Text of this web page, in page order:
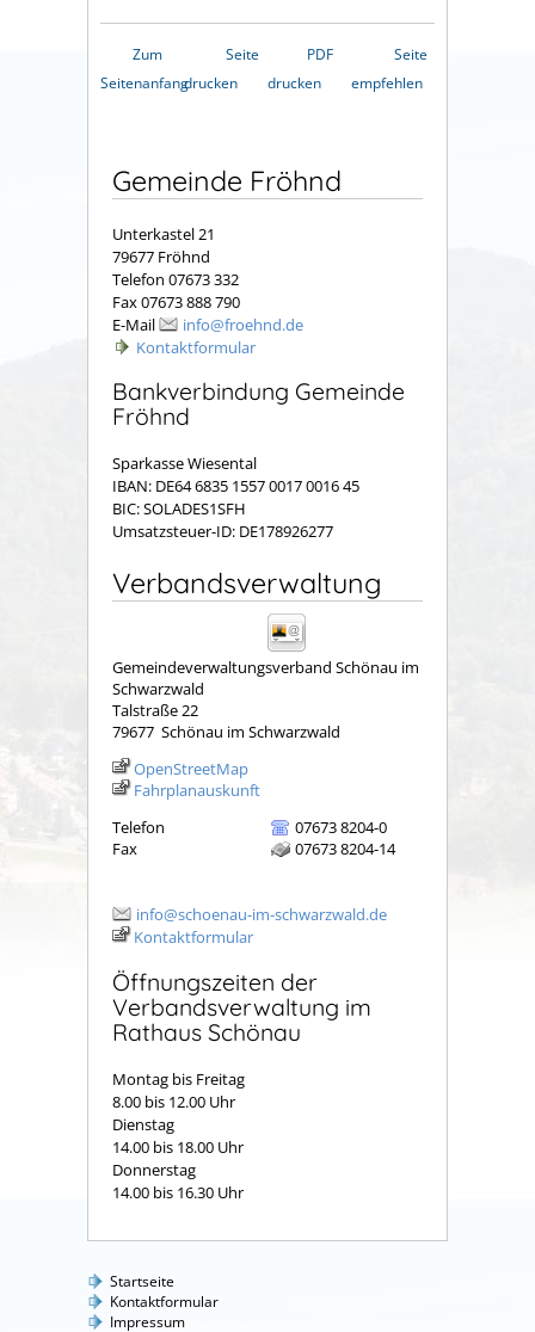
Zum
Seitenanfang
Seite
drucken
PDF
drucken
Seite
empfehlen
Gemeinde Fröhnd
Unterkastel 21
79677 Fröhnd
Telefon 07673 332
Fax 07673 888 790
E-Mail
info@froehnd.de
Kontaktformular
Bankverbindung Gemeinde
Fröhnd
Sparkasse Wiesental
IBAN: DE64 6835 1557 0017 0016 45
BIC: SOLADES1SFH
Umsatzsteuer-ID: DE178926277
Verbandsverwaltung
Gemeindeverwaltungsverband Schönau im
Schwarzwald
Talstraße 22
79677 Schönau im Schwarzwald
OpenStreetMap
Fahrplanauskunft
Telefon
07673 8204-0
Fax
07673 8204-14
info@schoenau-im-schwarzwald.de
Kontaktformular
Öffnungszeiten der
Verbandsverwaltung im
Rathaus Schönau
Montag bis Freitag
8.00 bis 12.00 Uhr
Dienstag
14.00 bis 18.00 Uhr
Donnerstag
14.00 bis 16.30 Uhr
Startseite
Kontaktformular
Impressum